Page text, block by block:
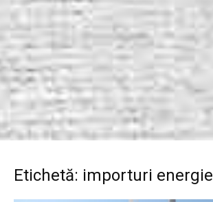
Etichetă: importuri energie